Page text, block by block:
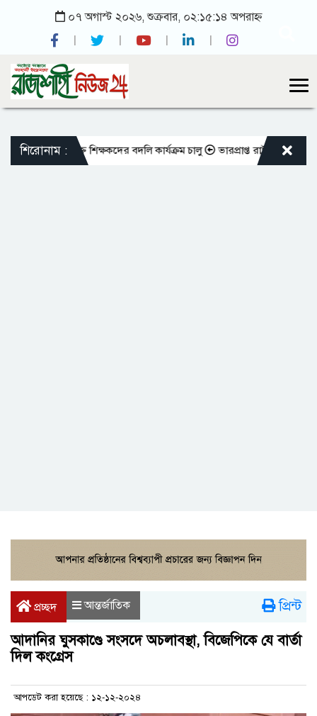
০৭ অগাস্ট ২০২৬, শুক্রবার, ০২:১৫:১৪ অপরাহ্ন
শিরোনাম :
এমপিওভুক্ত শিক্ষকদের বদলি কার্যক্রম চালু ভারপ্রাপ্ত রাষ্ট্রপতিকে
প্রচ্ছদ আন্তর্জাতিক প্রিন্ট
আদানির ঘুসকাণ্ডে সংসদে অচলাবস্থা, বিজেপিকে যে বার্তা
দিল কংগ্রেস
আপডেট করা হয়েছে : ১২-১২-২০২৪